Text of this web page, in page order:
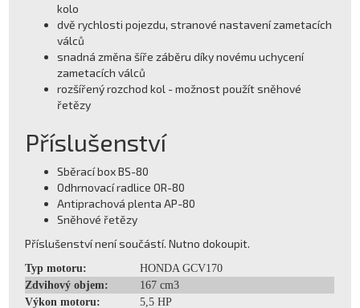
kolo
dvě rychlosti pojezdu, stranové nastavení zametacích
válců
snadná změna šíře záběru díky novému uchycení
zametacích válců
rozšířený rozchod kol - možnost použít sněhové
řetězy
Příslušenství
Sběrací box BS-80
Odhrnovací radlice OR-80
Antiprachová plenta AP-80
Sněhové řetězy
Příslušenství není součástí. Nutno dokoupit.
Typ motoru:
HONDA GCV170
Zdvihový objem:
167 cm3
Výkon motoru:
5,5 HP